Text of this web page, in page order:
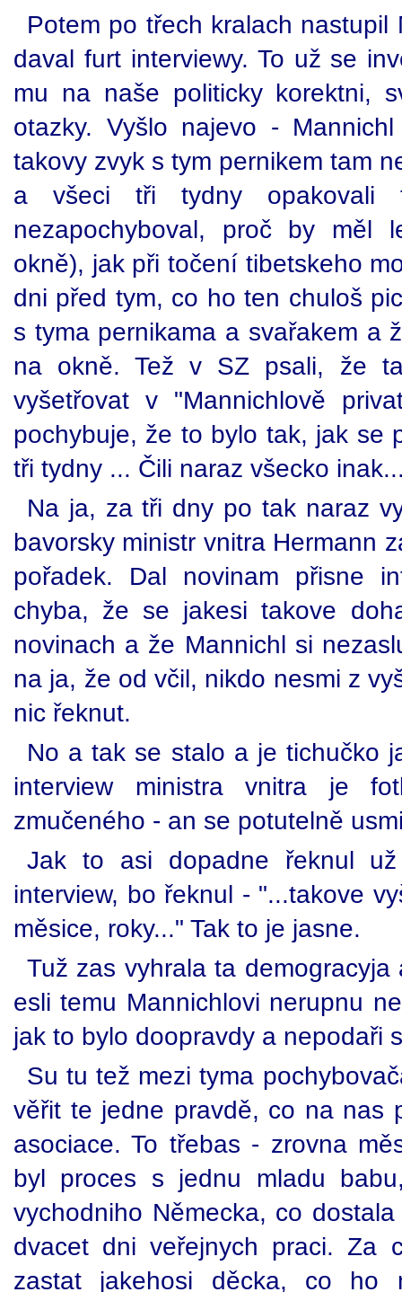
Potem po třech kralach
daval furt interviewy. To už se
mu na naše politicky korektni,
otazky. Vyšlo najevo -
takovy zvyk s tym pernikem tam
a všeci tři tydny
nezapochyboval, proč by měl
okně), jak při točení tibetskeho
dni před tym, co ho ten chuloš
s tyma pernikama a svařakem a
na okně. Tež v SZ psali, že
vyšetřovat v "Mannichlově
pochybuje, že to bylo tak, jak se
tři tydny ... Čili naraz všecko
Na ja, za tři dny po tak naraz
bavorsky ministr vnitra Hermann
pořadek. Dal novinam přisne
chyba, že se jakesi takove
novinach a že Mannichl si
na ja, že od včil, nikdo nesmi z
nic řeknut.
No a tak se stalo a je tichučko
interview ministra vnitra je
zmučeného - an se potutelně
Jak to asi dopadne řeknul
interview, bo řeknul - "...takove
měsice, roky..." Tak to je jasne.
Tuž zas vyhrala ta
esli temu Mannichlovi nerupnu
jak to bylo doopravdy a nepodaři
Su tu tež mezi tyma
věřit te jedne pravdě, co na nas
asociace. To třebas - zrovna
byl proces s jednu mladu
vychodniho Německa, co
dvacet dni veřejnych praci. Za
zastat jakehosi děcka, co ho